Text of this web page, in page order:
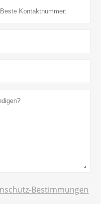
Bestimmungen